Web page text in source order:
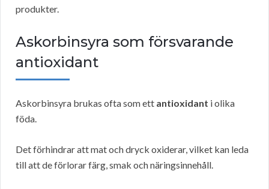
produkter.
Askorbinsyra som försvarande
antioxidant
Askorbinsyra brukas ofta som ett antioxidant i olika
föda.
Det förhindrar att mat och dryck oxiderar, vilket kan leda
till att de förlorar färg, smak och näringsinnehåll.